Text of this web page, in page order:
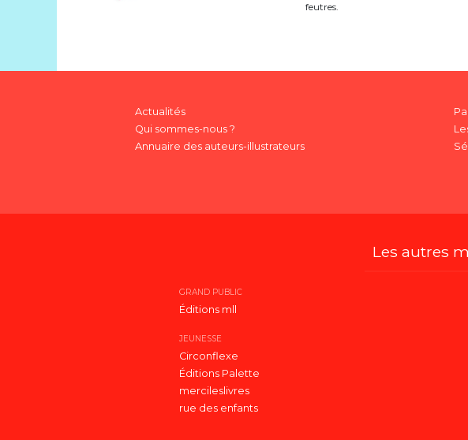
feutres.
Actualités
Qui sommes-nous ?
Annuaire des auteurs-illustrateurs
Les autres
GRAND PUBLIC
Éditions mll
JEUNESSE
Circonflexe
Éditions Palette
mercileslivres
rue des enfants